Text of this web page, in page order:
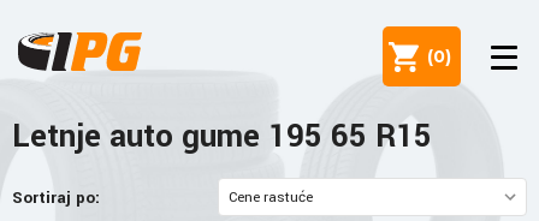
(0)
Letnje auto gume 195 65 R15
Sortiraj po: